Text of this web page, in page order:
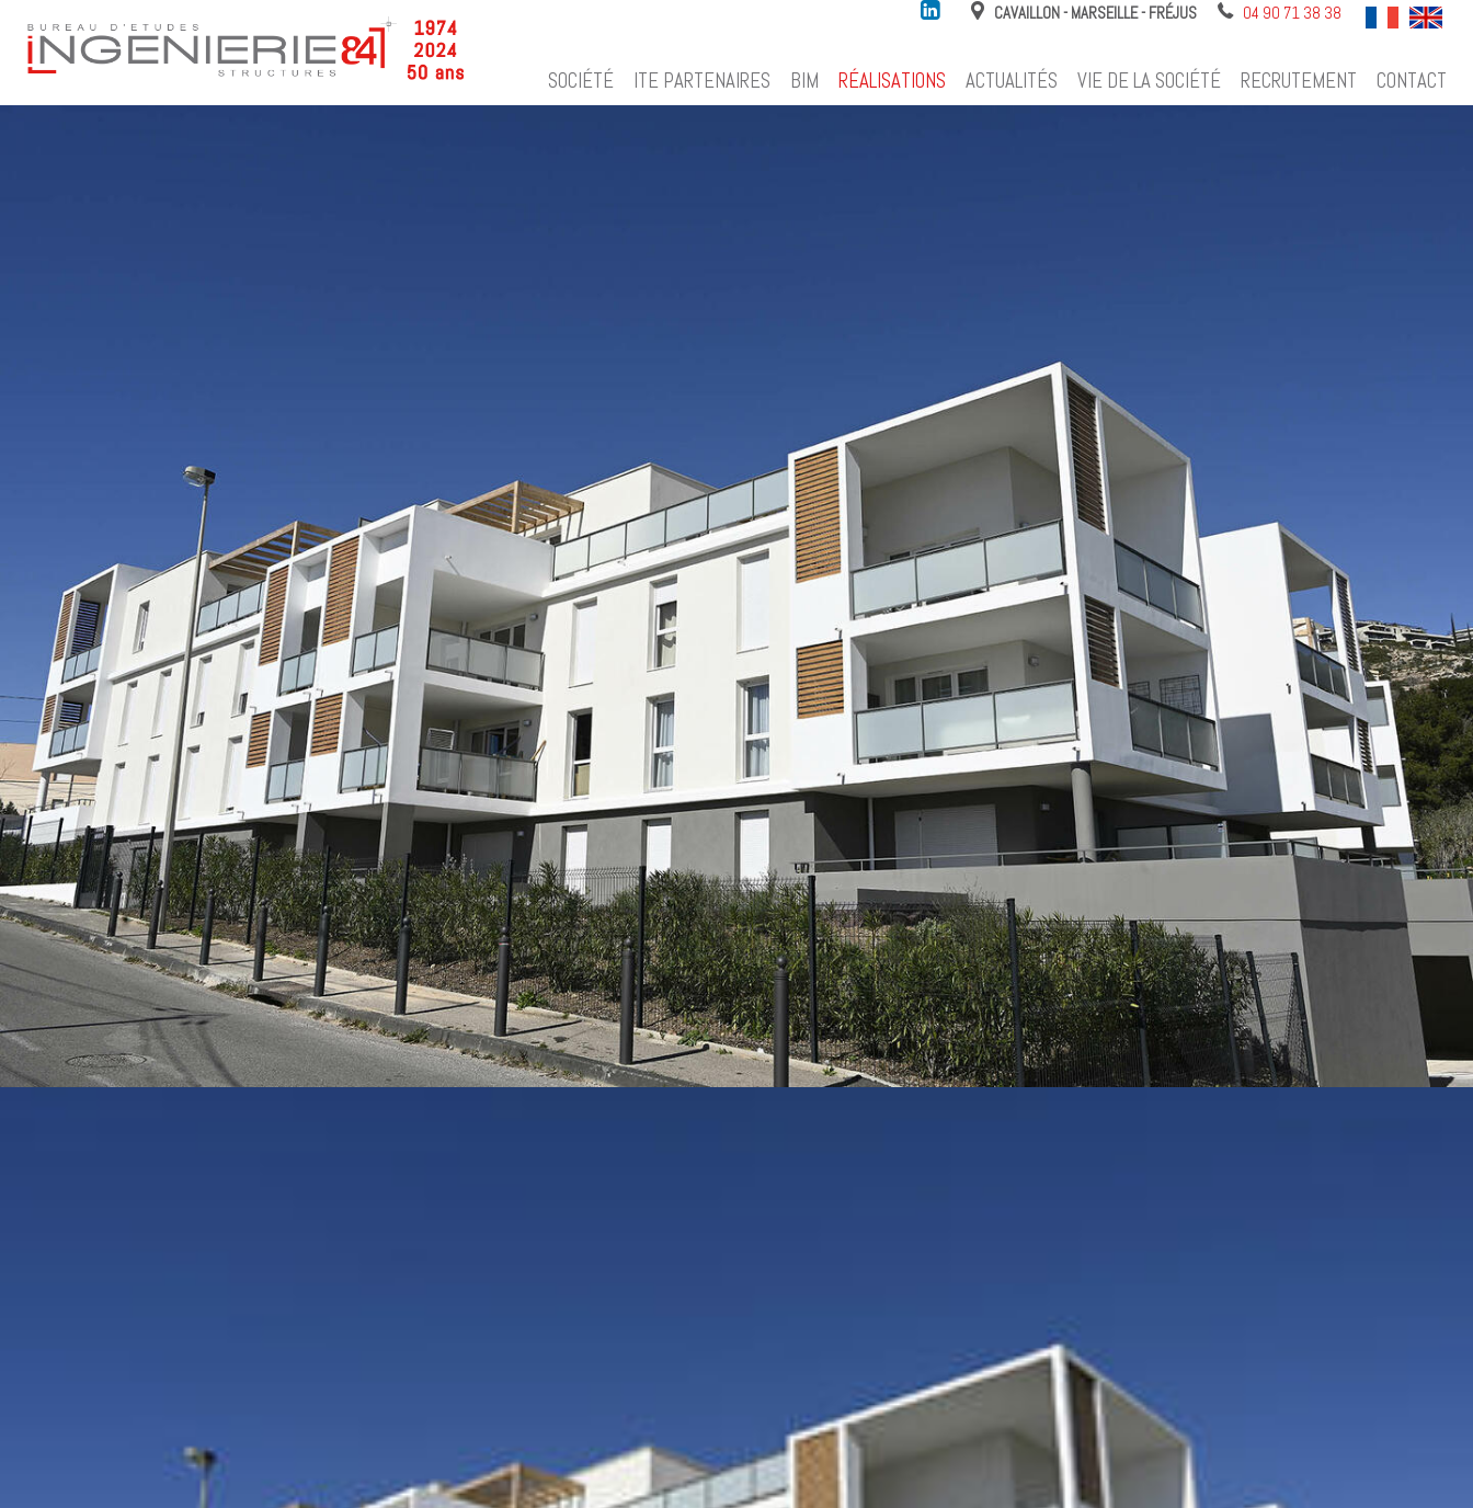
CAVAILLON - MARSEILLE - FRÉJUS 04 90 71 38 38
SOCIÉTÉ ITE PARTENAIRES BIM RÉALISATIONS ACTUALITÉS VIE DE LA SOCIÉTÉ RECRUTEMENT CONTACT